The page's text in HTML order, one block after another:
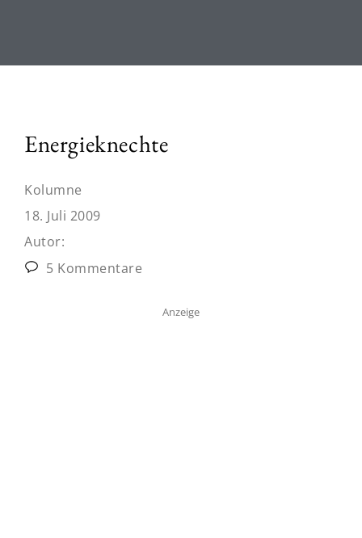
Energieknechte
Kolumne
18. Juli 2009
Autor:
5 Kommentare
Anzeige